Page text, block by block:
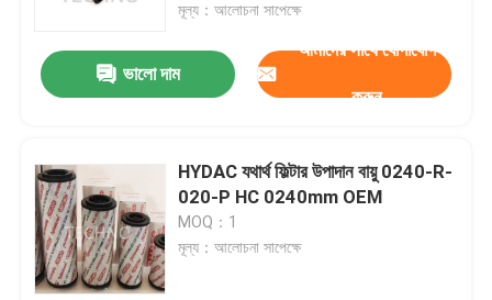
পণ্য
ভিডিও
মূল্য：আলোচনা সাপেক্ষে
ভালো দাম
আমাদের সাথে যোগাযোগ
করুন
HYDAC যথার্থ ফিল্টার উপাদান বায়ু 0240-R-
020-P HC 0240mm OEM
MOQ：1
মূল্য：আলোচনা সাপেক্ষে